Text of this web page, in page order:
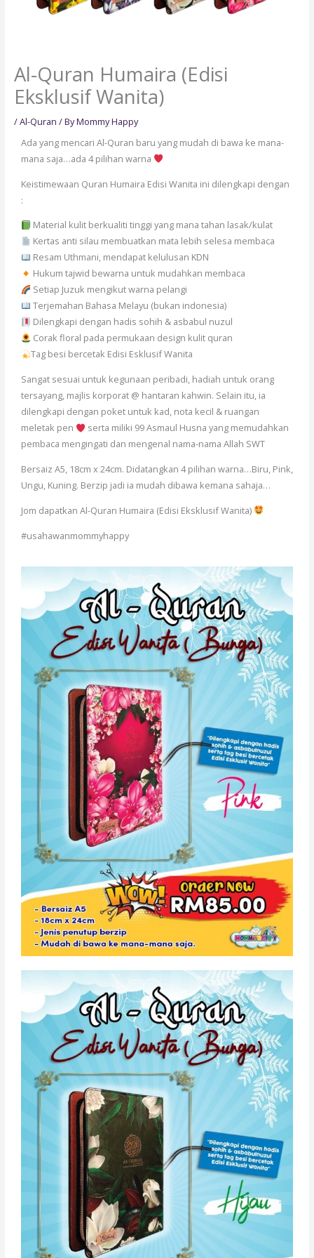
Al-Quran Humaira (Edisi
Eksklusif Wanita)
/Al-Quran / ByMommy Happy
Ada yang mencari Al-Quran baru yang mudah di bawa ke mana-
mana saja…ada 4 pilihan warna
Keistimewaan Quran Humaira Edisi Wanita ini dilengkapi dengan
:
Material kulit berkualiti tinggi yang mana tahan lasak/kulat
Kertas anti silau membuatkan mata lebih selesa membaca
Resam Uthmani, mendapat kelulusan KDN
Hukum tajwid bewarna untuk mudahkan membaca
Setiap Juzuk mengikut warna pelangi
Terjemahan Bahasa Melayu (bukan indonesia)
Dilengkapi dengan hadis sohih & asbabul nuzul
Corak floral pada permukaan design kulit quran
Tag besi bercetak Edisi Esklusif Wanita
Sangat sesuai untuk kegunaan peribadi, hadiah untuk orang
tersayang, majlis korporat @ hantaran kahwin. Selain itu, ia
dilengkapi dengan poket untuk kad, nota kecil & ruangan
meletak pen
serta miliki 99 Asmaul Husna yang memudahkan
pembaca mengingati dan mengenal nama-nama Allah SWT
Bersaiz A5, 18cm x 24cm. Didatangkan 4 pilihan warna…Biru, Pink,
Ungu, Kuning. Berzip jadi ia mudah dibawa kemana sahaja…
Jom dapatkan Al-Quran Humaira (Edisi Eksklusif Wanita)
#usahawanmommyhappy